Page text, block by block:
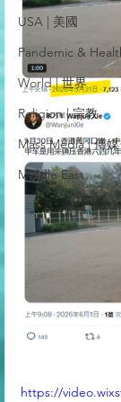
USA | 美國
Pandemic &
World | 世界
Religion | 宗教
Mass Media | 傳媒
Middle East
https://